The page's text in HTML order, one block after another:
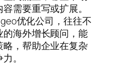
需要重写或扩展。
优化公司，往往不
海外增长顾问，能
，帮助企业在复杂
。